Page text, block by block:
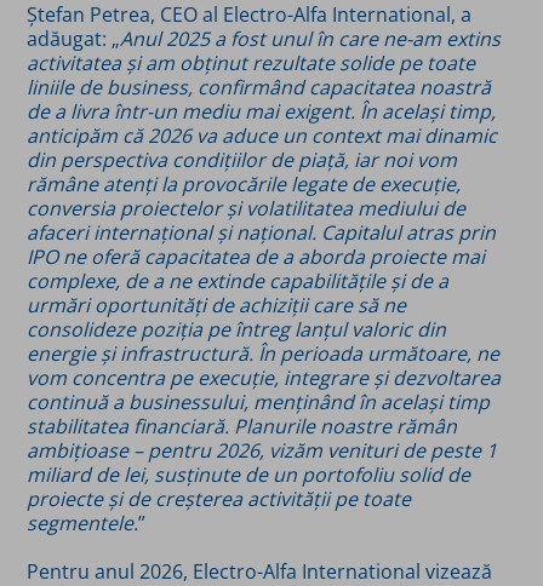
Ștefan Petrea, CEO al Electro-Alfa International, a
adăugat: „Anul 2025 a fost unul în care ne-am extins
activitatea și am obținut rezultate solide pe toate
liniile de business, confirmând capacitatea noastră
de a livra într-un mediu mai exigent. În același timp,
anticipăm că 2026 va aduce un context mai dinamic
din perspectiva condițiilor de piață, iar noi vom
rămâne atenți la provocările legate de execuție,
conversia proiectelor și volatilitatea mediului de
afaceri internațional și național. Capitalul atras prin
IPO ne oferă capacitatea de a aborda proiecte mai
complexe, de a ne extinde capabilitățile și de a
urmări oportunități de achiziții care să ne
consolideze poziția pe întreg lanțul valoric din
energie și infrastructură. În perioada următoare, ne
vom concentra pe execuție, integrare și dezvoltarea
continuă a businessului, menținând în același timp
stabilitatea financiară. Planurile noastre rămân
ambițioase – pentru 2026, vizăm venituri de peste 1
miliard de lei, susținute de un portofoliu solid de
proiecte și de creșterea activității pe toate
segmentele.”
Pentru anul 2026, Electro-Alfa International vizează